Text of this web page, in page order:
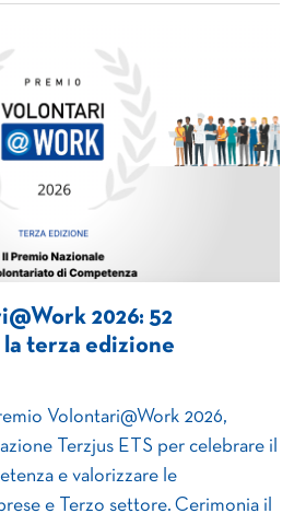
2026: 52
terza edizione
Volontari@Work 2026,
Terzjus ETS per celebrare il
e valorizzare le
e Terzo settore. Cerimonia il